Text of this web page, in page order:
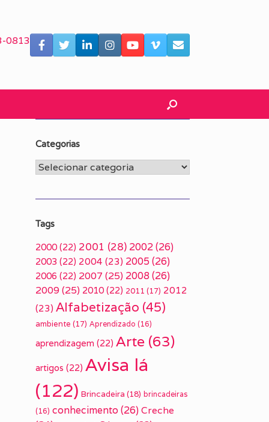
0813
Categorias
Categorias
Tags
2000 (22) 2001 (28) 2002(26)
2003 (22) 2004 (23) 2005 (26)
2006 (22) 2007 (25) 2008(26)
2009(25) 2010 (22) 2011 (17) 2012
(23) Alfabetização (45)
ambiente (17) Aprendizado (16)
aprendizagem (22) Arte (63)
artigos (22) Avisa lá
(122) Brincadeira (18) brincadeiras
(16) conhecimento(26) Creche